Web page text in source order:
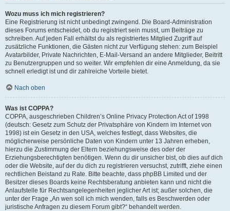
Wozu muss ich mich registrieren?
Eine Registrierung ist nicht unbedingt zwingend. Die Board-Administration
dieses Forums entscheidet, ob du registriert sein musst, um Beiträge zu
schreiben. Auf jeden Fall erhältst du als registriertes Mitglied Zugriff auf
zusätzliche Funktionen, die Gästen nicht zur Verfügung stehen: zum Beispiel
Avatarbilder, Private Nachrichten, E-Mail-Versand an andere Mitglieder, Beitritt
zu Benutzergruppen und so weiter. Wir empfehlen dir eine Anmeldung, da sie
schnell erledigt ist und dir zahlreiche Vorteile bietet.
Nach oben
Was ist COPPA?
COPPA, ausgeschrieben Children’s Online Privacy Protection Act of 1998
(deutsch: Gesetz zum Schutz der Privatsphäre von Kindern im Internet von
1998) ist ein Gesetz in den USA, welches festlegt, dass Websites, die
möglicherweise persönliche Daten von Kindern unter 13 Jahren erheben,
hierzu die Zustimmung der Eltern beziehungsweise des oder der
Erziehungsberechtigten benötigen. Wenn du dir unsicher bist, ob dies auf dich
oder die Website, auf der du dich zu registrieren versuchst, zutrifft, ziehe einen
rechtlichen Beistand zu Rate. Bitte beachte, dass phpBB Limited und der
Besitzer dieses Boards keine Rechtsberatung anbieten kann und nicht die
Anlaufstelle für Rechtsangelegenheiten jeglicher Art ist; außer solchen, die
unter der Frage „An wen soll ich mich wenden, falls es Beschwerden oder
juristische Anfragen zu diesem Forum gibt?“ behandelt werden.